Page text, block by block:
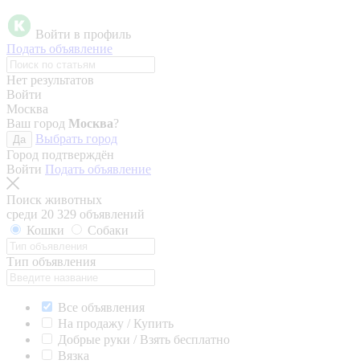
Войти в профиль
Подать объявление
Нет результатов
Войти
Москва
Ваш город Москва?
Да
Выбрать город
Город подтверждён
Войти Подать объявление
Поиск животных
среди 20 329 объявлений
Кошки
Собаки
Тип объявления
Все объявления
На продажу / Купить
Добрые руки / Взять бесплатно
Вязка